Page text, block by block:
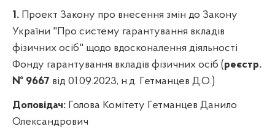
1. Проект Закону про внесення змін до Закону
України "Про систему гарантування вкладів
фізичних осіб" щодо вдосконалення діяльності
Фонду гарантування вкладів фізичних осіб (реєстр.
№ 9667 від 01.09.2023, н.д. Гетманцев Д.О.)
Доповідач: Голова Комітету Гетманцев Данило
Олександрович